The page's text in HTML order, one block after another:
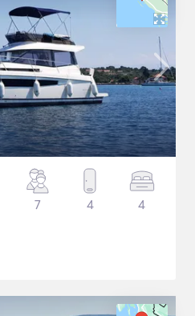
7 4 4